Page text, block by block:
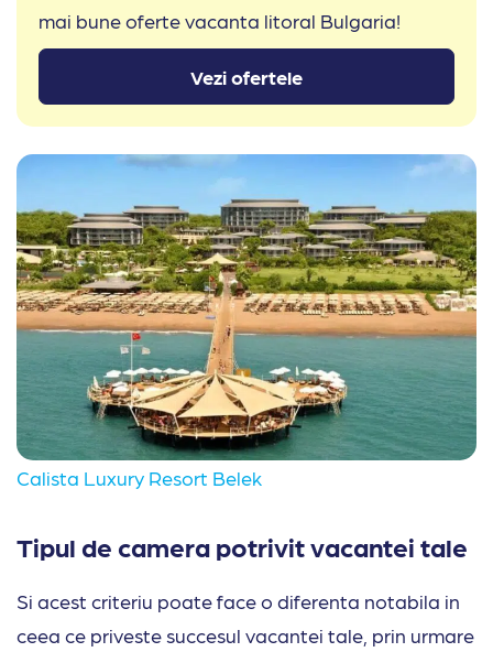
mai bune oferte vacanta litoral Bulgaria!
Vezi ofertele
Calista Luxury Resort Belek
Tipul de camera potrivit vacantei tale
Si acest criteriu poate face o diferenta notabila in
ceea ce priveste succesul vacantei tale, prin urmare